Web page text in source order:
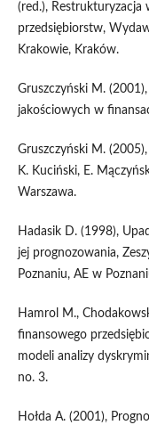
(red.), Restrukturyzacja
przedsiębiorstw,
Krakowie, Kraków.
Gruszczyński M.
jakościowych w
Gruszczyński M.
K. Kuciński, E.
Warszawa.
Hadasik D. (1998),
jej prognozowania,
Poznaniu, AE w
Hamrol M.,
finansowego
modeli analizy
no. 3.
Hołda A. (2001),